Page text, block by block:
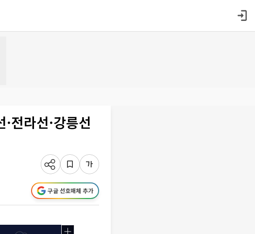
전라선·강릉선
구글 선호매체 추가